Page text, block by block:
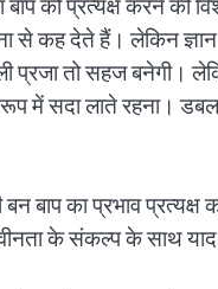
बाप को प्रत्यक्ष करने
से कह देते हैं। लेकिन
तो सहज बनेगी।
रूप में सदा लाते रहना।
बाप का प्रभाव
के संकल्प के साथ